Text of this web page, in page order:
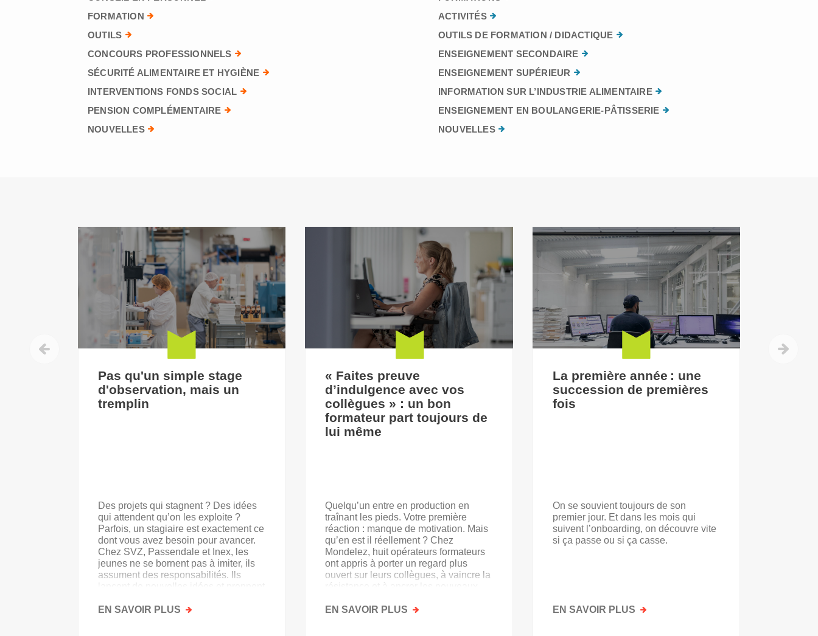
FORMATION
OUTILS
CONCOURS PROFESSIONNELS
SÉCURITÉ ALIMENTAIRE ET HYGIÈNE
INTERVENTIONS FONDS SOCIAL
PENSION COMPLÉMENTAIRE
NOUVELLES
ACTIVITÉS
OUTILS DE FORMATION / DIDACTIQUE
ENSEIGNEMENT SECONDAIRE
ENSEIGNEMENT SUPÉRIEUR
INFORMATION SUR L’INDUSTRIE ALIMENTAIRE
ENSEIGNEMENT EN BOULANGERIE-PÂTISSERIE
NOUVELLES
Pas qu'un simple stage
d'observation, mais un
tremplin
Des projets qui stagnent ? Des idées
qui attendent qu’on les exploite ?
Parfois, un stagiaire est exactement ce
dont vous avez besoin pour avancer.
Chez SVZ, Passendale et Inex, les
jeunes ne se bornent pas à imiter, ils
assument des responsabilités. Ils
lancent de nouvelles idées et prennent
EN SAVOIR PLUS SUR
« Faites preuve
d’indulgence avec vos
collègues » : un bon
formateur part toujours de
lui même
Quelqu’un entre en production en
traînant les pieds. Votre première
réaction : manque de motivation. Mais
qu’en est il réellement ? Chez
Mondelez, huit opérateurs formateurs
ont appris à porter un regard plus
ouvert sur leurs collègues, à vaincre la
résistance et à ancrer les nouveaux
EN SAVOIR PLUS SUR
La première année : une
succession de premières
fois
On se souvient toujours de son
premier jour. Et dans les mois qui
suivent l’onboarding, on découvre vite
si ça passe ou si ça casse.
EN SAVOIR PLUS SUR